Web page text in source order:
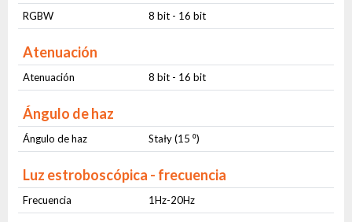
RGBW 8 bit - 16 bit
Atenuación
Atenuación 8 bit - 16 bit
Ángulo de haz
Ángulo de haz Stały (15 ⁰)
Luz estroboscópica - frecuencia
Frecuencia 1Hz-20Hz